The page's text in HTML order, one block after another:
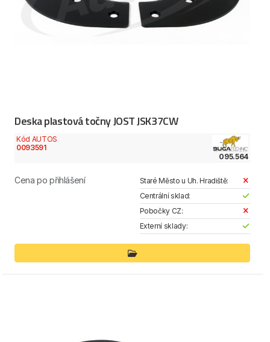
Deska plastová točny JOST JSK37CW
Kód AUTOS
0093591
095.564
Cena po přihlášení
Staré Město u Uh. Hradiště:
Centrální sklad:
Pobočky CZ:
Externí sklady: